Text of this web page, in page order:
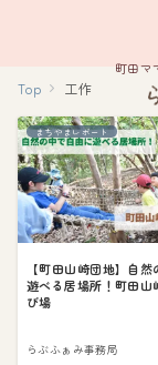
町田マ
Top 工作
まちやまレポート
【町田山崎団地】自
遊べる居場所！町田山
び場
らぶふぁみ事務局